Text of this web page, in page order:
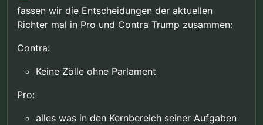
gejammere echt anstrengend.
fassen wir die Entscheidungen der aktuellen
Richter mal in Pro und Contra Trump zusammen:
Contra:
Keine Zölle ohne Parlament
Pro:
alles was in den Kernbereich seiner Aufgaben